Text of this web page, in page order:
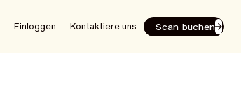
Einloggen Kontaktiere uns Scan buchen